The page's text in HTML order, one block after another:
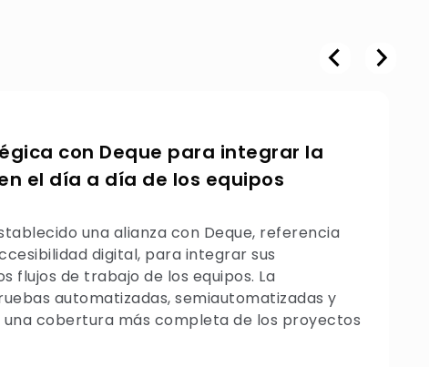
con Deque para integrar la
el día a día de los equipos
una alianza con Deque, referencia
digital, para integrar sus
flujos de trabajo de los equipos. La
automatizadas, semiautomatizadas y
cobertura más completa de los proyectos